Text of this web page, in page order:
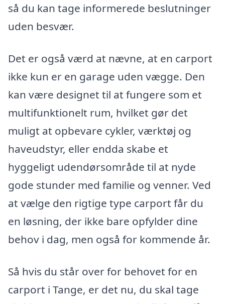
så du kan tage informerede beslutninger
uden besvær.
Det er også værd at nævne, at en carport
ikke kun er en garage uden vægge. Den
kan være designet til at fungere som et
multifunktionelt rum, hvilket gør det
muligt at opbevare cykler, værktøj og
haveudstyr, eller endda skabe et
hyggeligt udendørsområde til at nyde
gode stunder med familie og venner. Ved
at vælge den rigtige type carport får du
en løsning, der ikke bare opfylder dine
behov i dag, men også for kommende år.
Så hvis du står over for behovet for en
carport i Tange, er det nu, du skal tage